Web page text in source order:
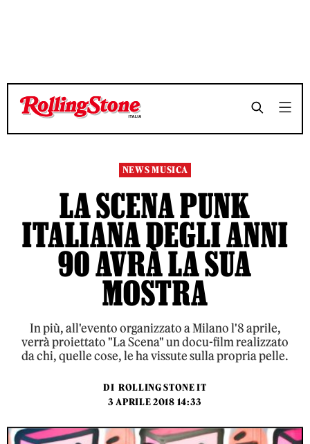
TEMPO DI LETTURA 3 MINUTI SHARE
TEMPO DI LETTURA 3 MINUTI SHARE
NEWS MUSICA
LA SCENA PUNK
ITALIANA DEGLI ANNI
90 AVRÀ LA SUA
MOSTRA
In più, all'evento organizzato a Milano l'8 aprile,
verrà proiettato "La Scena" un docu-film realizzato
da chi, quelle cose, le ha vissute sulla propria pelle.
DI ROLLING STONE IT
3 APRILE 2018 14:33